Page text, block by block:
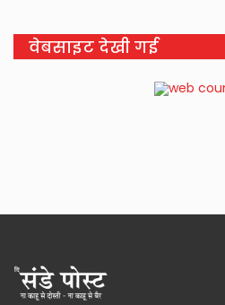
वेबसाइट देखी गई